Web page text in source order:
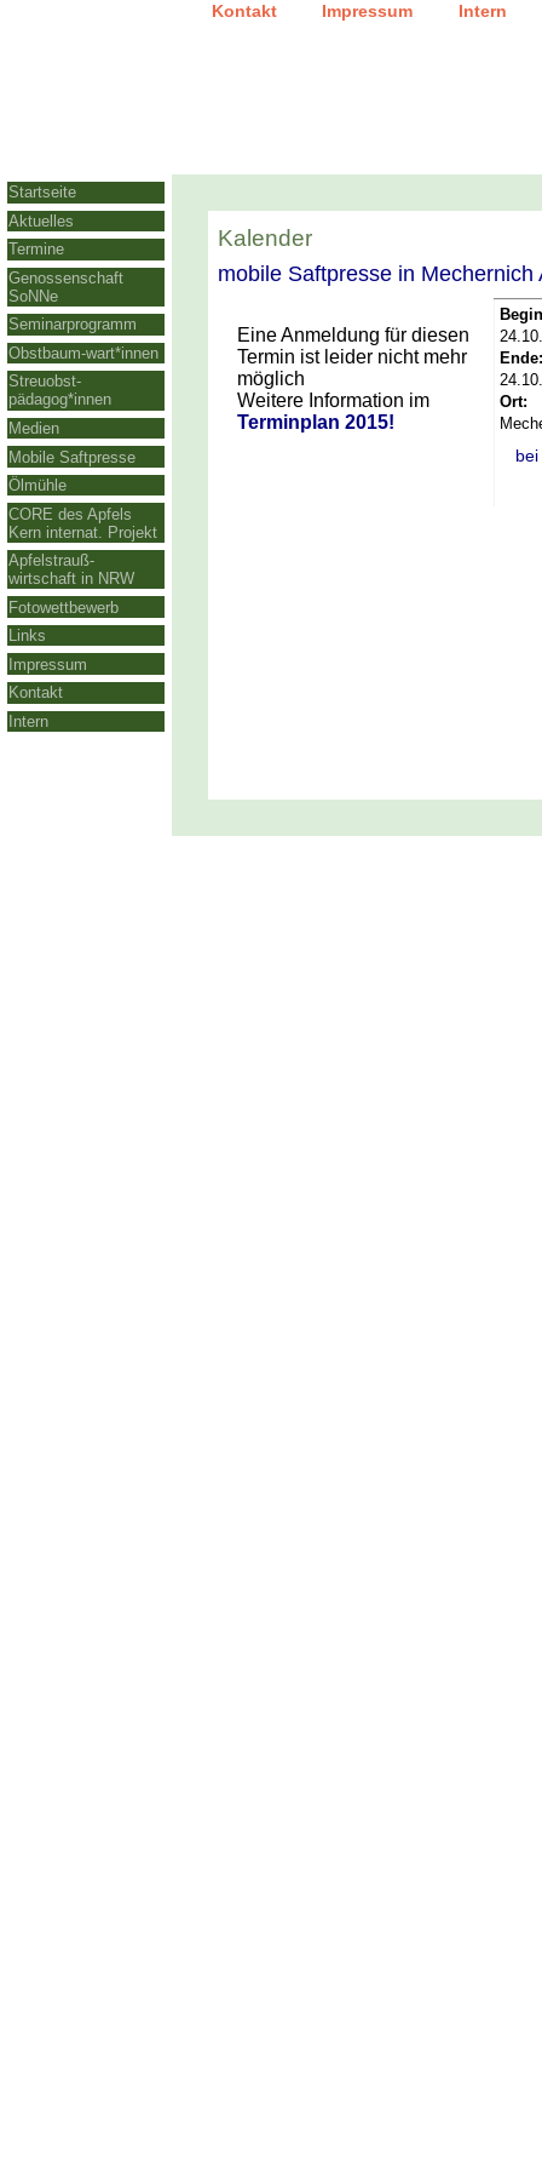
Kontakt Impressum Intern
Startseite
Aktuelles
Termine
Genossenschaft
SoNNe
Seminarprogramm
Obstbaum-wart*innen
Streuobst-
pädagog*innen
Medien
Mobile Saftpresse
Ölmühle
CORE des Apfels
Kern internat. Projekt
Apfelstrauß-
wirtschaft in NRW
Fotowettbewerb
Links
Impressum
Kontakt
Intern
Kalender
mobile Saftpresse in Mechernich
Ort:
Eine Anmeldung für diesen
Termin ist leider nicht mehr
möglich
Weitere Information im
Terminplan 2015!